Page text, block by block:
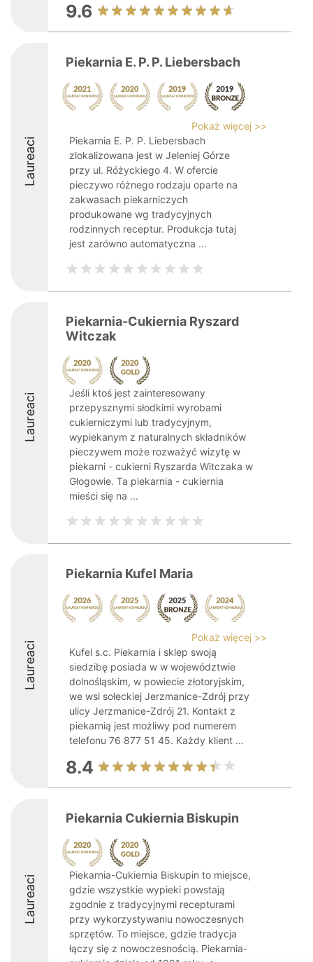
9.6
Laureaci
Piekarnia E. P. P. Liebersbach
Pokaż więcej >>
Piekarnia E. P. P. Liebersbach
zlokalizowana jest w Jeleniej Górze
przy ul. Różyckiego 4. W ofercie
pieczywo różnego rodzaju oparte na
zakwasach piekarniczych
produkowane wg tradycyjnych
rodzinnych receptur. Produkcja tutaj
jest zarówno automatyczna ...
Laureaci
Piekarnia-Cukiernia Ryszard
Witczak
Jeśli ktoś jest zainteresowany
przepysznymi słodkimi wyrobami
cukierniczymi lub tradycyjnym,
wypiekanym z naturalnych składników
pieczywem może rozważyć wizytę w
piekarni - cukierni Ryszarda Witczaka w
Głogowie. Ta piekarnia - cukiernia
mieści się na ...
Laureaci
Piekarnia Kufel Maria
Pokaż więcej >>
Kufel s.c. Piekarnia i sklep swoją
siedzibę posiada w w województwie
dolnośląskim, w powiecie złotoryjskim,
we wsi sołeckiej Jerzmanice-Zdrój przy
ulicy Jerzmanice-Zdrój 21. Kontakt z
piekarnią jest możliwy pod numerem
telefonu 76 877 51 45. Każdy klient ...
8.4
Laureaci
Piekarnia Cukiernia Biskupin
Piekarnia-Cukiernia Biskupin to miejsce,
gdzie wszystkie wypieki powstają
zgodnie z tradycyjnymi recepturami
przy wykorzystywaniu nowoczesnych
sprzętów. To miejsce, gdzie tradycja
łączy się z nowoczesnością. Piekarnia-